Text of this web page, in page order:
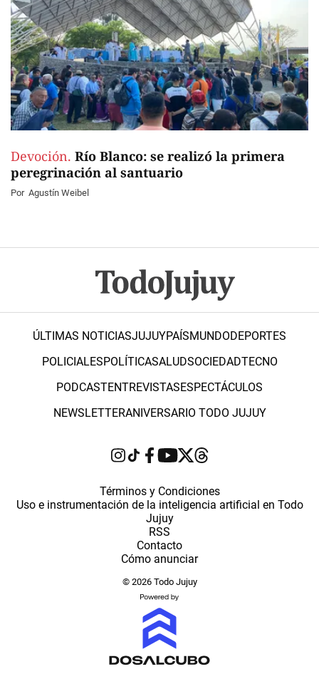
Devoción. Río Blanco: se realizó la primera
peregrinación al santuario
Por Agustín Weibel
ÚLTIMAS NOTICIASJUJUYPAÍSMUNDODEPORTES
POLICIALESPOLÍTICASALUDSOCIEDADTECNO
PODCASTENTREVISTASESPECTÁCULOS
NEWSLETTERANIVERSARIO TODO JUJUY
Términos y Condiciones
Uso e instrumentación de la inteligencia artificial en Todo
Jujuy
RSS
Contacto
Cómo anunciar
© 2026 Todo Jujuy